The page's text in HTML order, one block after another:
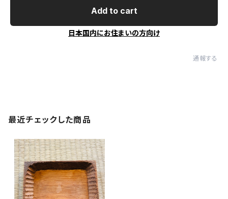
Add to cart
日本国内にお住まいの方向け
通報する
最近チェックした商品